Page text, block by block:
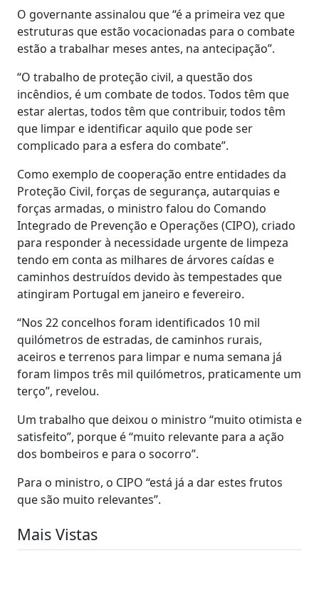
O governante assinalou que “é a primeira vez que
estruturas que estão vocacionadas para o combate
estão a trabalhar meses antes, na antecipação”.
“O trabalho de proteção civil, a questão dos
incêndios, é um combate de todos. Todos têm que
estar alertas, todos têm que contribuir, todos têm
que limpar e identificar aquilo que pode ser
complicado para a esfera do combate”.
Como exemplo de cooperação entre entidades da
Proteção Civil, forças de segurança, autarquias e
forças armadas, o ministro falou do Comando
Integrado de Prevenção e Operações (CIPO), criado
para responder à necessidade urgente de limpeza
tendo em conta as milhares de árvores caídas e
caminhos destruídos devido às tempestades que
atingiram Portugal em janeiro e fevereiro.
“Nos 22 concelhos foram identificados 10 mil
quilómetros de estradas, de caminhos rurais,
aceiros e terrenos para limpar e numa semana já
foram limpos três mil quilómetros, praticamente um
terço”, revelou.
Um trabalho que deixou o ministro “muito otimista e
satisfeito”, porque é “muito relevante para a ação
dos bombeiros e para o socorro”.
Para o ministro, o CIPO “está já a dar estes frutos
que são muito relevantes”.
Mais Vistas